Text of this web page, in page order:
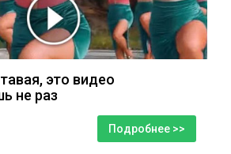
это видео
не раз
Подробнее >>